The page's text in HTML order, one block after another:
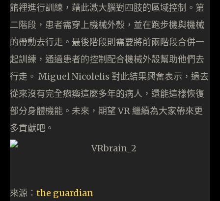
館裡進行訓練，藉此激大腦對四肢的區域控制。第
二階段，患者需穿上機械外殼，並在跑步機與機械
的帶動去行走。最後階段則需要將前兩階段合併一
起訓練，通過患者的控制配合機械外殼幫助他們去
行走。 Miguel Nicolelis 對此結果興奮表示，過去
從來沒有完全癱瘓這麼多年的病人，還能這樣恢復
部分身體機能。未來，期望 VR 繼續為大家帶來更
多貢獻吧。
來源： the guardian